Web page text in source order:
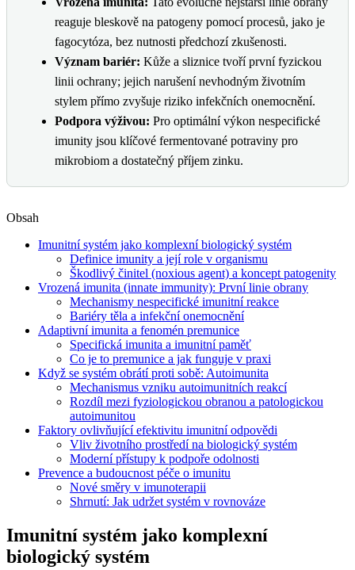
reaguje bleskově na patogeny pomocí procesů, jako je
fagocytóza, bez nutnosti předchozí zkušenosti.
Význam bariér: Kůže a sliznice tvoří první fyzickou
linii ochrany; jejich narušení nevhodným životním
stylem přímo zvyšuje riziko infekčních onemocnění.
Podpora výživou: Pro optimální výkon nespecifické
imunity jsou klíčové fermentované potraviny pro
mikrobiom a dostatečný příjem zinku.
Obsah
Imunitní systém jako komplexní biologický systém
Definice imunity a její role v organismu
Škodlivý činitel (noxious agent) a koncept patogenity
Vrozená imunita (innate immunity): První linie obrany
Mechanismy nespecifické imunitní reakce
Bariéry těla a infekční onemocnění
Adaptivní imunita a fenomén premunice
Specifická imunita a imunitní paměť
Co je to premunice a jak funguje v praxi
Když se systém obrátí proti sobě: Autoimunita
Mechanismus vzniku autoimunitních reakcí
Rozdíl mezi fyziologickou obranou a patologickou
autoimunitou
Faktory ovlivňující efektivitu imunitní odpovědi
Vliv životního prostředí na biologický systém
Moderní přístupy k podpoře odolnosti
Prevence a budoucnost péče o imunitu
Nové směry v imunoterapii
Shrnutí: Jak udržet systém v rovnováze
Imunitní systém jako komplexní
biologický systém